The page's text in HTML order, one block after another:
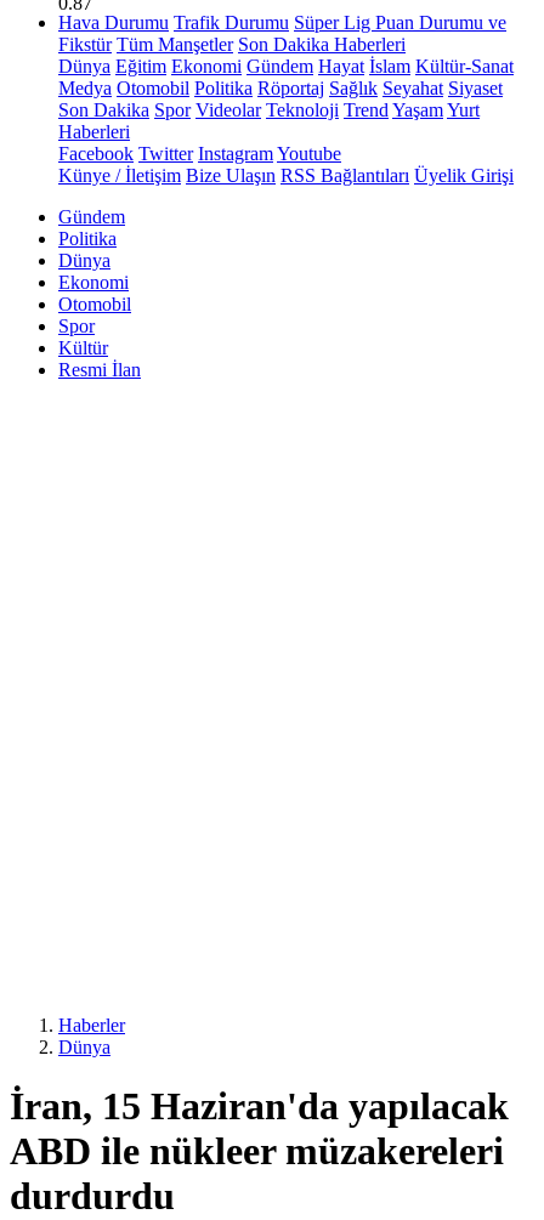
Hava Durumu Trafik Durumu Süper Lig Puan Durumu ve
Fikstür Tüm Manşetler Son Dakika Haberleri
Dünya Eğitim Ekonomi Gündem Hayat İslam Kültür-Sanat
Medya Otomobil Politika Röportaj Sağlık Seyahat Siyaset
Son Dakika Spor Videolar Teknoloji Trend YaşamYurt
Haberleri
Facebook Twitter InstagramYoutube
Künye / İletişim Bize Ulaşın RSS Bağlantıları Üyelik Girişi
Gündem
Politika
Dünya
Ekonomi
Otomobil
Spor
Kültür
Resmi İlan
Haberler
Dünya
İran, 15 Haziran'da yapılacak
ABD ile nükleer müzakereleri
durdurdu